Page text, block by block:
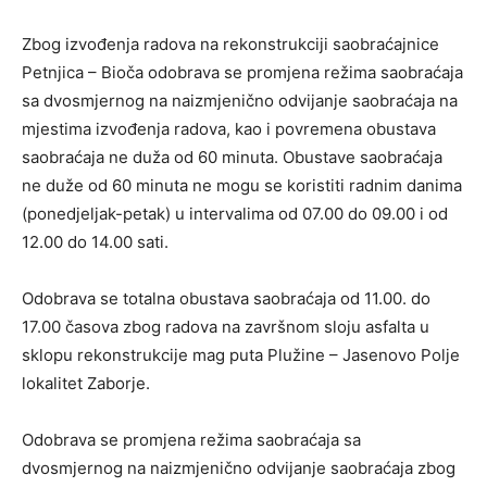
Zbog izvođenja radova na rekonstrukciji saobraćajnice
Petnjica – Bioča odobrava se promjena režima saobraćaja
sa dvosmjernog na naizmjenično odvijanje saobraćaja na
mjestima izvođenja radova, kao i povremena obustava
saobraćaja ne duža od 60 minuta. Obustave saobraćaja
ne duže od 60 minuta ne mogu se koristiti radnim danima
(ponedjeljak-petak) u intervalima od 07.00 do 09.00 i od
12.00 do 14.00 sati.
Odobrava se totalna obustava saobraćaja od 11.00. do
17.00 časova zbog radova na završnom sloju asfalta u
sklopu rekonstrukcije mag puta Plužine – Jasenovo Polje
lokalitet Zaborje.
Odobrava se promjena režima saobraćaja sa
dvosmjernog na naizmjenično odvijanje saobraćaja zbog